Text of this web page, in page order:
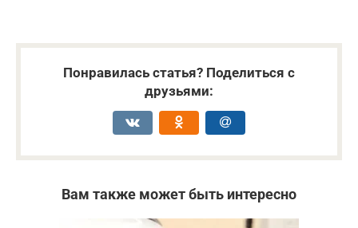
Понравилась статья? Поделиться с
друзьями:
Вам также может быть интересно